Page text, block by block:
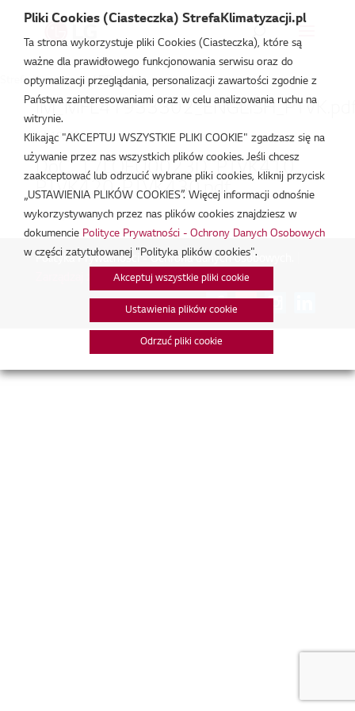
Strefa Klimatyzacji /PTVK410
lut 19, 2026
DoC_17LQEU0023D_PTVK410,
PTVK420, PTVK430.pdf
lut 18, 2026
Polityka Prywatności - Ochrona danych osobowych.
Zarządzaj zgodami na pliki cookie
Połącz:
Pliki Cookies (Ciasteczka) StrefaKlimatyzacji.pl
Ta strona wykorzystuje pliki Cookies (Ciasteczka), które są
ważne dla prawidłowego funkcjonowania serwisu oraz do
optymalizacji przeglądania, personalizacji zawartości zgodnie z
Państwa zainteresowaniami oraz w celu analizowania ruchu na
witrynie.
Klikając "AKCEPTUJ WSZYSTKIE PLIKI COOKIE" zgadzasz się na
używanie przez nas wszystkich plików cookies. Jeśli chcesz
zaakceptować lub odrzucić wybrane pliki cookies, kliknij przycisk
„USTAWIENIA PLIKÓW COOKIES”. Więcej informacji odnośnie
wykorzystywanych przez nas plików cookies znajdziesz w
dokumencie Polityce Prywatności - Ochrony Danych Osobowych
w części zatytułowanej "Polityka plików cookies".
Akceptuj wszystkie pliki cookie
Ustawienia plików cookie
Odrzuć pliki cookie